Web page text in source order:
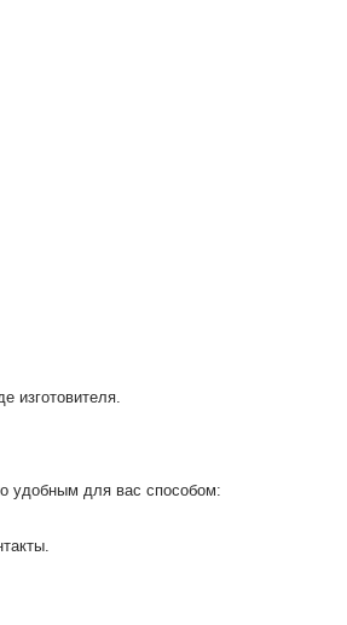
изготовителя.
удобным для вас способом: